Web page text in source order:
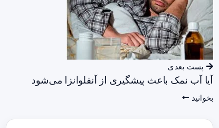
پست بعدی
آیا آب نمک باعث پیشگیری از آنفلوانزا می‌شود
بخوانید